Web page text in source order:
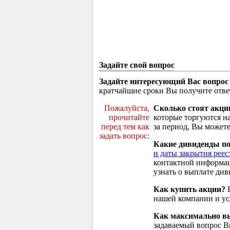
Задайте свой вопрос
Задайте интересующий Вас вопрос
кратчайшие сроки Вы получите
Пожалуйста,
прочитайте
перед тем как
задать вопрос:
Сколько стоят
которые торгуются
за период, Вы
Какие дивиденды
и даты закрытия
контактной
узнать о выплате
Как купить акции?
нашей компании и
Как максимально
задаваемый вопрос